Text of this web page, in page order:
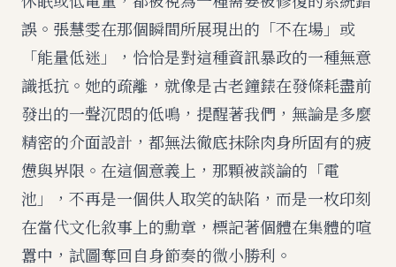
誤。張慧雯在那個瞬間所展現出的「不在場」或
「能量低迷」，恰恰是對這種資訊暴政的一種無意
識抵抗。她的疏離，就像是古老鐘錶在發條耗盡前
發出的一聲沉悶的低鳴，提醒著我們，無論是多麼
精密的介面設計，都無法徹底抹除肉身所固有的疲
憊與界限。在這個意義上，那顆被談論的「電
池」，不再是一個供人取笑的缺陷，而是一枚印刻
在當代文化敘事上的勳章，標記著個體在集體的喧
囂中，試圖奪回自身節奏的微小勝利。